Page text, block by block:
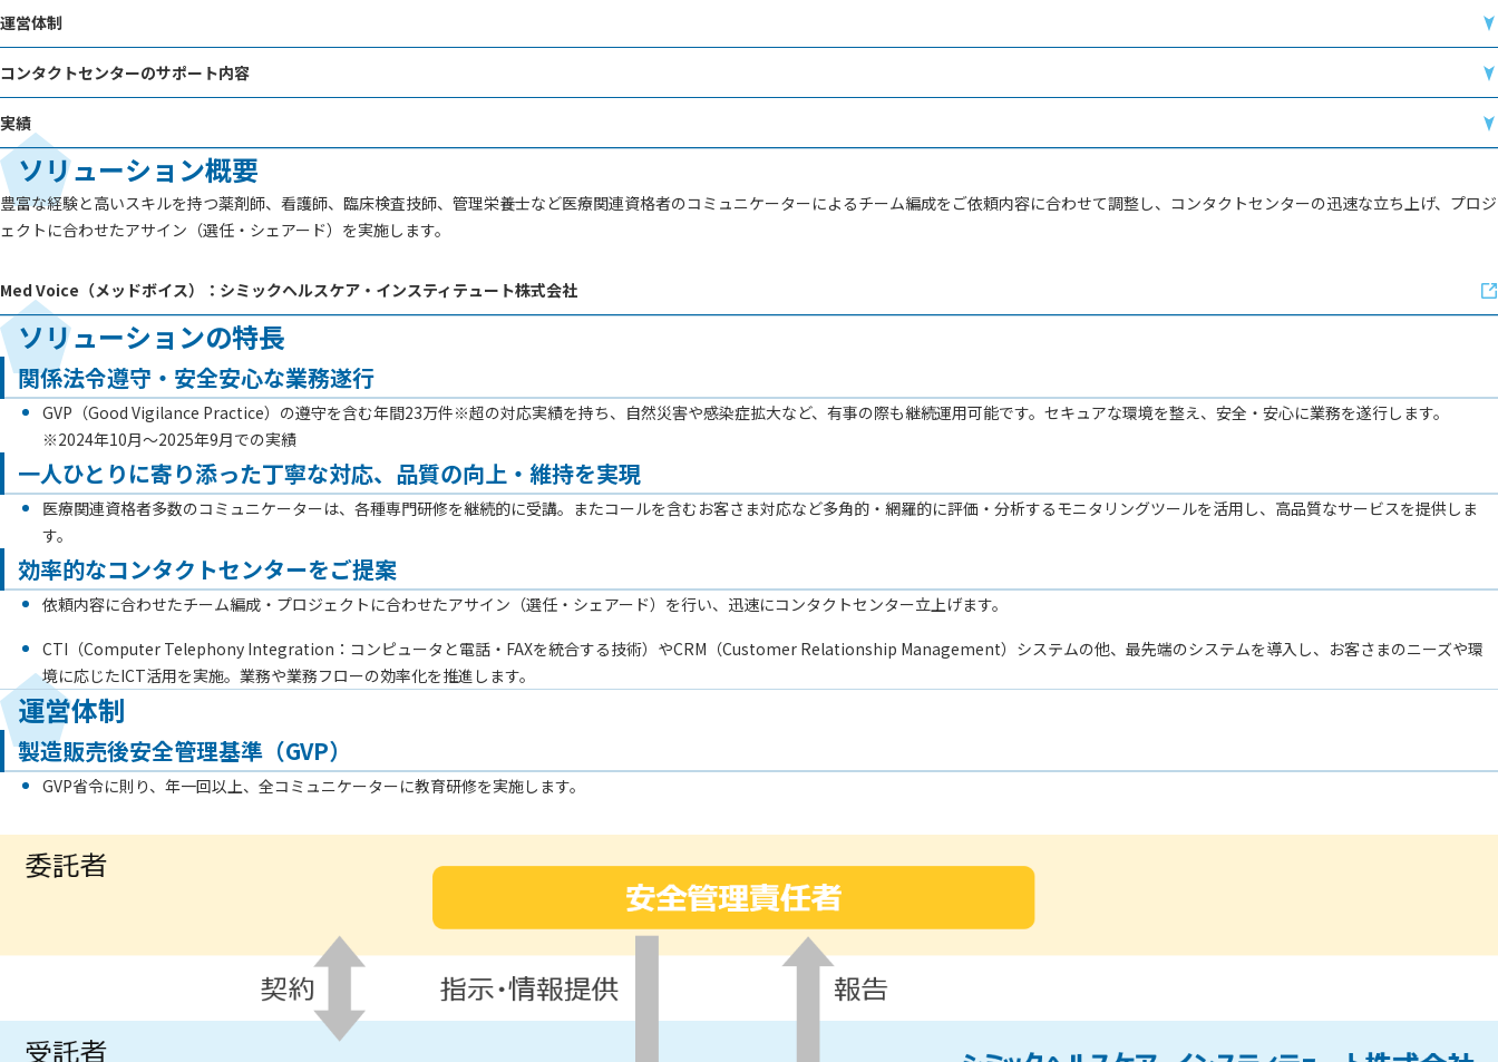
運営体制
コンタクトセンターのサポート内容
実績
ソリューション概要
豊富な経験と高いスキルを持つ薬剤師、看護師、臨床検査技師、管理栄養士など医療関連資格者のコミュニケーターによるチーム編成をご依頼内容に合わせて調整し、コンタクトセンターの迅速な立ち上げ、プロジ
ェクトに合わせたアサイン（選任・シェアード）を実施します。
Med Voice（メッドボイス）：シミックヘルスケア・インスティテュート株式会社
ソリューションの特長
関係法令遵守・安全安心な業務遂行
GVP（Good Vigilance Practice）の遵守を含む年間23万件※超の対応実績を持ち、自然災害や感染症拡大など、有事の際も継続運用可能です。セキュアな環境を整え、安全・安心に業務を遂行します。
※2024年10月～2025年9月での実績
一人ひとりに寄り添った丁寧な対応、品質の向上・維持を実現
医療関連資格者多数のコミュニケーターは、各種専門研修を継続的に受講。またコールを含むお客さま対応など多角的・網羅的に評価・分析するモニタリングツールを活用し、高品質なサービスを提供しま
す。
効率的なコンタクトセンターをご提案
依頼内容に合わせたチーム編成・プロジェクトに合わせたアサイン（選任・シェアード）を行い、迅速にコンタクトセンター立上げます。
CTI（Computer Telephony Integration：コンピュータと電話・FAXを統合する技術）やCRM（Customer Relationship Management）システムの他、最先端のシステムを導入し、お客さまのニーズや環
境に応じたICT活用を実施。業務や業務フローの効率化を推進します。
運営体制
製造販売後安全管理基準（GVP）
GVP省令に則り、年一回以上、全コミュニケーターに教育研修を実施します。